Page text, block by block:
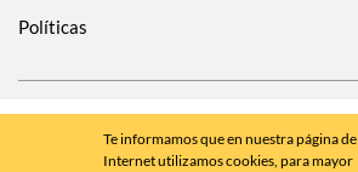
Te informamos que en nuestra página de
Internet utilizamos cookies, para mayor
Políticas